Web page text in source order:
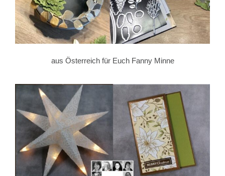
aus Österreich für Euch Fanny Minne